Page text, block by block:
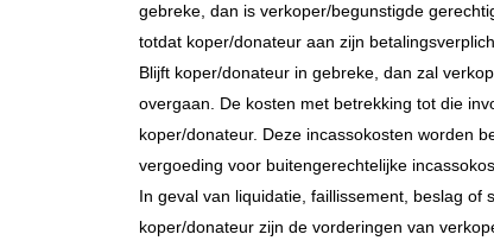
gebreke, dan is verkoper/begunstigde
totdat koper/donateur aan zijn
Blijft koper/donateur in gebreke, dan zal
overgaan. De kosten met betrekking tot die
koper/donateur. Deze incassokosten worden
vergoeding voor buitengerechtelijke
In geval van liquidatie, faillissement, beslag of
koper/donateur zijn de vorderingen van